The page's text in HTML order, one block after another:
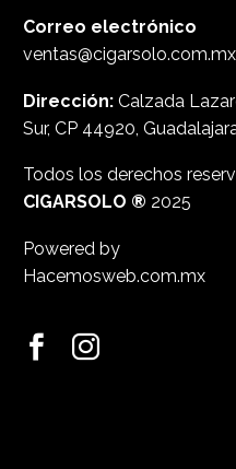
Correo electrónico
ventas@cigarsolo.com.mx
Dirección: Calzada
Sur, CP 44920,
Todos los derechos
CIGARSOLO ® 2025
Powered by
Hacemosweb.com.mx